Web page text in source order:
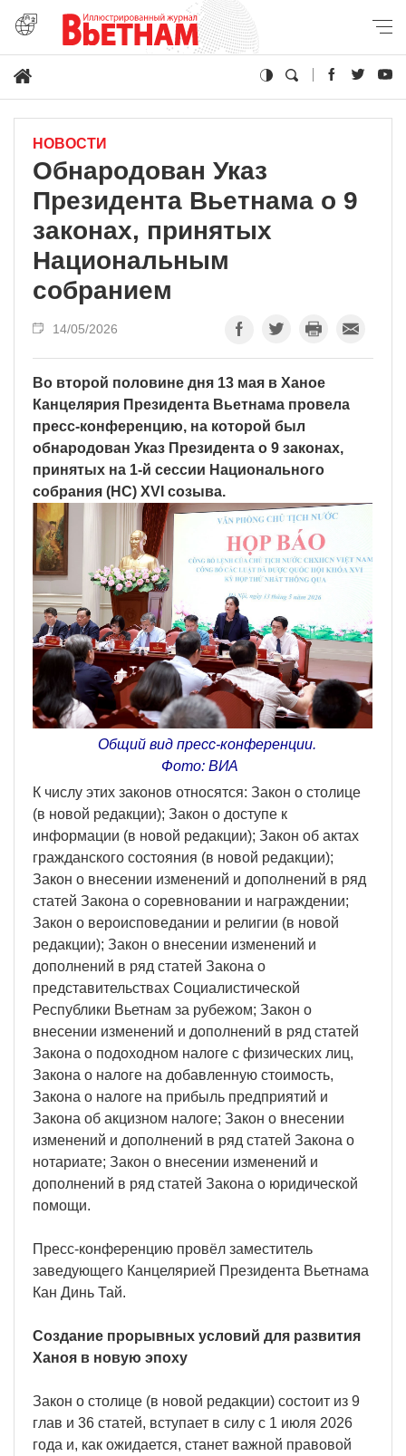
НОВОСТИ
Обнародован Указ
Президента Вьетнама о 9
законах, принятых
Национальным
собранием
14/05/2026
Во второй половине дня 13 мая в Ханое
Канцелярия Президента Вьетнама провела
пресс-конференцию, на которой был
обнародован Указ Президента о 9 законах,
принятых на 1-й сессии Национального
собрания (НС) XVI созыва.
Общий вид пресс-конференции.
Фото: ВИА
К числу этих законов относятся: Закон о столице
(в новой редакции); Закон о доступе к
информации (в новой редакции); Закон об актах
гражданского состояния (в новой редакции);
Закон о внесении изменений и дополнений в ряд
статей Закона о соревновании и награждении;
Закон о вероисповедании и религии (в новой
редакции); Закон о внесении изменений и
дополнений в ряд статей Закона о
представительствах Социалистической
Республики Вьетнам за рубежом; Закон о
внесении изменений и дополнений в ряд статей
Закона о подоходном налоге с физических лиц,
Закона о налоге на добавленную стоимость,
Закона о налоге на прибыль предприятий и
Закона об акцизном налоге; Закон о внесении
изменений и дополнений в ряд статей Закона о
нотариате; Закон о внесении изменений и
дополнений в ряд статей Закона о юридической
помощи.
Пресс-конференцию провёл заместитель
заведующего Канцелярией Президента Вьетнама
Кан Динь Тай.
Создание прорывных условий для развития
Ханоя в новую эпоху
Закон о столице (в новой редакции) состоит из 9
глав и 36 статей, вступает в силу с 1 июля 2026
года и, как ожидается, станет важной правовой